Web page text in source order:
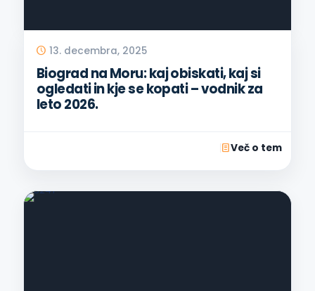
13. decembra, 2025
Biograd na Moru: kaj obiskati, kaj si
ogledati in kje se kopati – vodnik za
leto 2026.
Več o tem